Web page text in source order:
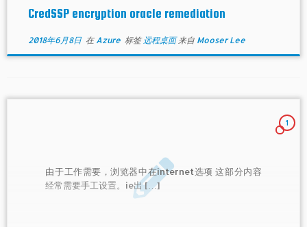
CredSSP encryption oracle remediation
2018年6月8日在 Azure 标签远程桌面来自 Mooser Lee
1
由于工作需要，浏览器中在internet选项 这部分内容
经常需要手工设置。ie出 […]